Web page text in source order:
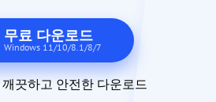
무료 다운로드
Windows 11/10/8.1/8/7
깨끗하고 안전한 다운로드